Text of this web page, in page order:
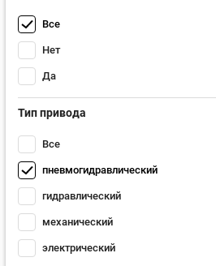
Все
Нет
Да
Тип привода
Все
пневмогидравлический
гидравлический
механический
электрический